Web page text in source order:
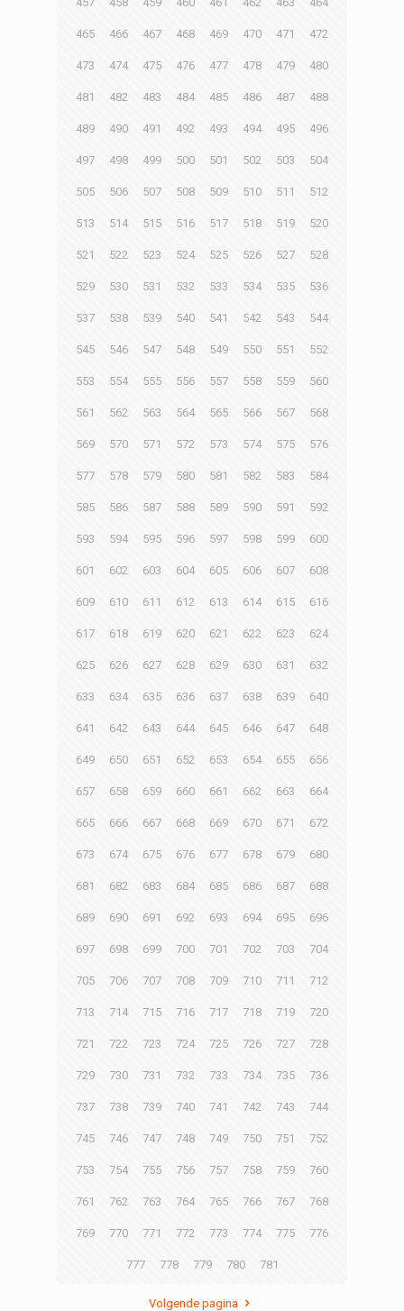
465 466 467 468 469 470 471 472
473 474 475 476 477 478 479 480
481 482 483 484 485 486 487 488
489 490 491 492 493 494 495 496
497 498 499 500 501 502 503 504
505 506 507 508 509 510 511 512
513 514 515 516 517 518 519 520
521 522 523 524 525 526 527 528
529 530 531 532 533 534 535 536
537 538 539 540 541 542 543 544
545 546 547 548 549 550 551 552
553 554 555 556 557 558 559 560
561 562 563 564 565 566 567 568
569 570 571 572 573 574 575 576
577 578 579 580 581 582 583 584
585 586 587 588 589 590 591 592
593 594 595 596 597 598 599 600
601 602 603 604 605 606 607 608
609 610 611 612 613 614 615 616
617 618 619 620 621 622 623 624
625 626 627 628 629 630 631 632
633 634 635 636 637 638 639 640
641 642 643 644 645 646 647 648
649 650 651 652 653 654 655 656
657 658 659 660 661 662 663 664
665 666 667 668 669 670 671 672
673 674 675 676 677 678 679 680
681 682 683 684 685 686 687 688
689 690 691 692 693 694 695 696
697 698 699 700 701 702 703 704
705 706 707 708 709 710 711 712
713 714 715 716 717 718 719 720
721 722 723 724 725 726 727 728
729 730 731 732 733 734 735 736
737 738 739 740 741 742 743 744
745 746 747 748 749 750 751 752
753 754 755 756 757 758 759 760
761 762 763 764 765 766 767 768
769 770 771 772 773 774 775 776
777 778 779 780 781
Volgende pagina